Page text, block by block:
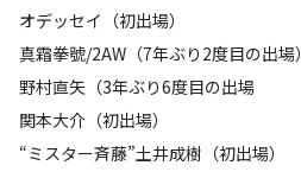
オデッセイ（初出場）
真霜拳號/2AW（7年ぶり2度目の出場）
野村直矢（3年ぶり6度目の出場
関本大介（初出場）
“ミスター斉藤”土井成樹（初出場）